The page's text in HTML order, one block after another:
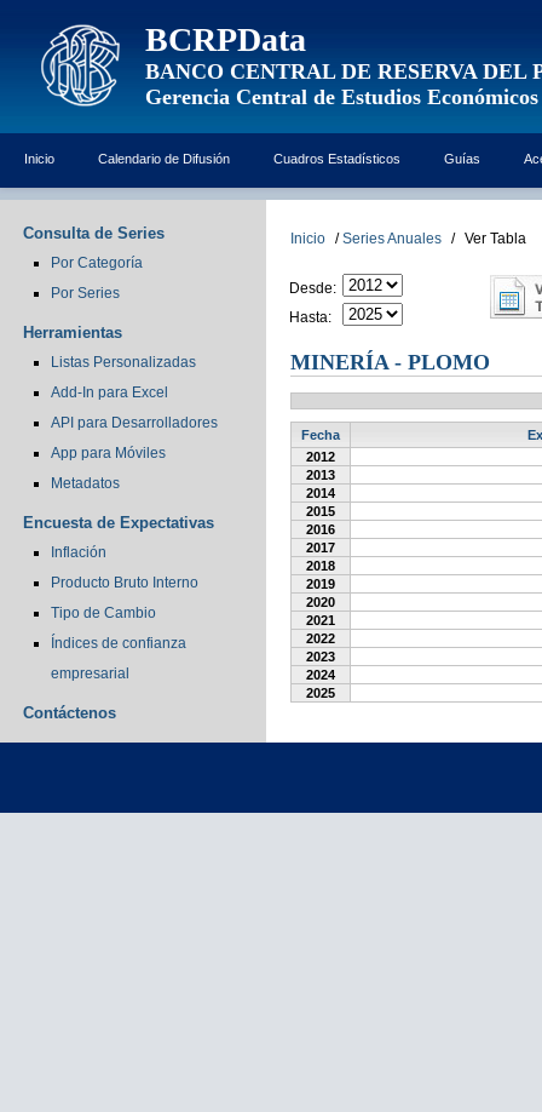
BCRPData
BANCO CENTRAL DE RESERVA DEL
Gerencia Central de Estudios Económicos
Inicio Calendario de Difusión Cuadros Estadísticos Guías
Consulta de Series
Por Categoría
Por Series
Herramientas
Listas Personalizadas
Add-In para Excel
API para Desarrolladores
App para Móviles
Metadatos
Encuesta de Expectativas
Inflación
Producto Bruto Interno
Tipo de Cambio
Índices de confianza
empresarial
Contáctenos
Inicio / Series Anuales / Ver Tabla
Desde:
Hasta:
MINERÍA - PLOMO
Fecha
2012
2013
2014
2015
2016
2017
2018
2019
2020
2021
2022
2023
2024
2025